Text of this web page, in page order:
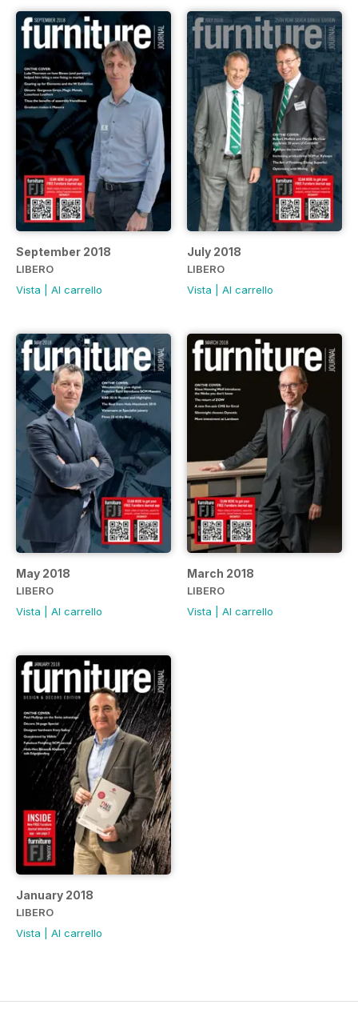
September 2018
LIBERO
Vista
Al carrello
July 2018
LIBERO
Vista
Al carrello
May 2018
LIBERO
Vista
Al carrello
March 2018
LIBERO
Vista
Al carrello
January 2018
LIBERO
Vista
Al carrello